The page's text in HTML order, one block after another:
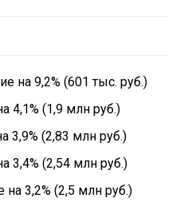
на 9,2% (601 тыс. руб.)
4,1% (1,9 млн руб.)
3,9% (2,83 млн руб.)
3,4% (2,54 млн руб.)
3,2% (2,5 млн руб.)